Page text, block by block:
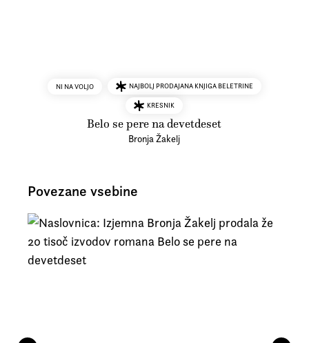
NI NA VOLJO NAJBOLJ PRODAJANA KNJIGA BELETRINE
KRESNIK
Belo se pere na devetdeset
Bronja Žakelj
Povezane vsebine